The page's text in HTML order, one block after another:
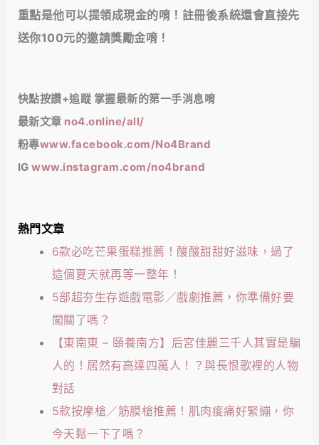
重點是他可以提領成現金的唷！註冊後系統還會直接先
送你100元的邀請獎勵金唷！
快點按讚+追蹤 掌握最新的第一手消息唷
最新文章 no4.online/all/
粉專www.facebook.com/No4Brand
IGwww.instagram.com/no4brand
熱門文章
6款必吃芒果蛋糕推薦！酸酸甜甜好滋味，過了
這個夏天就再等一整年！
5部超夯生存遊戲電影／戲劇推薦，你準備好要
闖關了嗎？
【東南東 – 頤養南方】后宮佳麗三千人其實是騙
人的！居然有高達四萬人！？與長恨歌裡的人物
對話
5款按摩槍／筋膜槍推薦！肌肉痠痛好緊繃，你
今天鬆一下了嗎？